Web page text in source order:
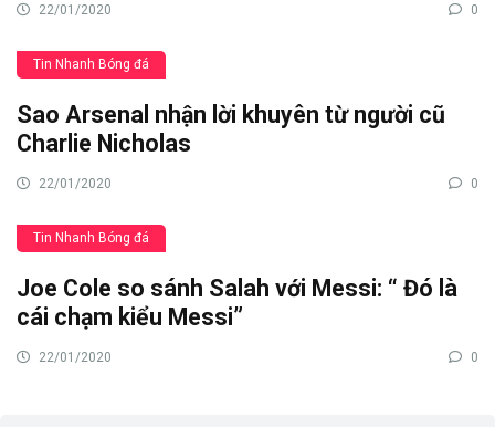
22/01/2020 0
Tin Nhanh Bóng đá
Sao Arsenal nhận lời khuyên từ người cũ
Charlie Nicholas
22/01/2020 0
Tin Nhanh Bóng đá
Joe Cole so sánh Salah với Messi: “ Đó là
cái chạm kiểu Messi”
22/01/2020 0